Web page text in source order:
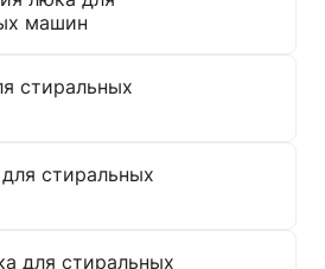
машин
стиральных
стиральных
для стиральных